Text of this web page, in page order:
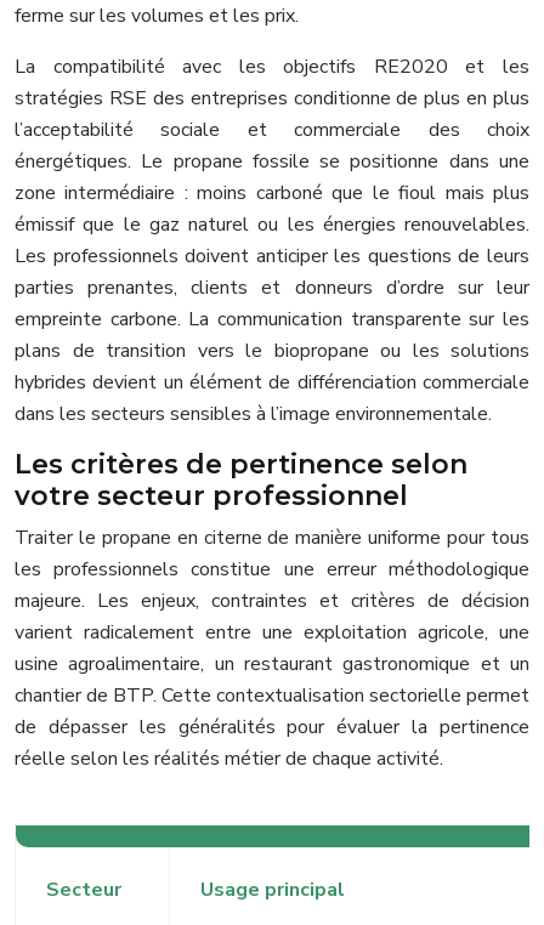
ferme sur les volumes et les prix.
La compatibilité avec les objectifs RE2020 et les
stratégies RSE des entreprises conditionne de plus en plus
l’acceptabilité sociale et commerciale des choix
énergétiques. Le propane fossile se positionne dans une
zone intermédiaire : moins carboné que le fioul mais plus
émissif que le gaz naturel ou les énergies renouvelables.
Les professionnels doivent anticiper les questions de leurs
parties prenantes, clients et donneurs d’ordre sur leur
empreinte carbone. La communication transparente sur les
plans de transition vers le biopropane ou les solutions
hybrides devient un élément de différenciation commerciale
dans les secteurs sensibles à l’image environnementale.
Les critères de pertinence selon
votre secteur professionnel
Traiter le propane en citerne de manière uniforme pour tous
les professionnels constitue une erreur méthodologique
majeure. Les enjeux, contraintes et critères de décision
varient radicalement entre une exploitation agricole, une
usine agroalimentaire, un restaurant gastronomique et un
chantier de BTP. Cette contextualisation sectorielle permet
de dépasser les généralités pour évaluer la pertinence
réelle selon les réalités métier de chaque activité.
Secteur Usage principal